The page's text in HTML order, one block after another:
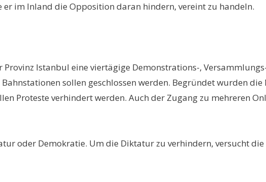
im Inland die Opposition daran hindern, vereint zu handeln.
Istanbul eine viertägige Demonstrations-,
sollen geschlossen werden. Begründet wurden
Proteste verhindert werden. Auch der Zugang zu mehreren
oder Demokratie. Um die Diktatur zu verhindern, versucht